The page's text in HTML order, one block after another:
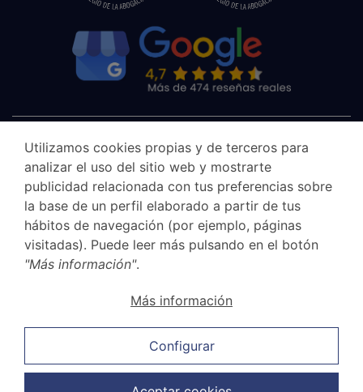
Política de privacidad
Utilizamos cookies propias y de terceros para
analizar el uso del sitio web y mostrarte
publicidad relacionada con tus preferencias sobre
la base de un perfil elaborado a partir de tus
hábitos de navegación (por ejemplo, páginas
visitadas). Puede leer más pulsando en el botón
"Más información".
Más información
Configurar